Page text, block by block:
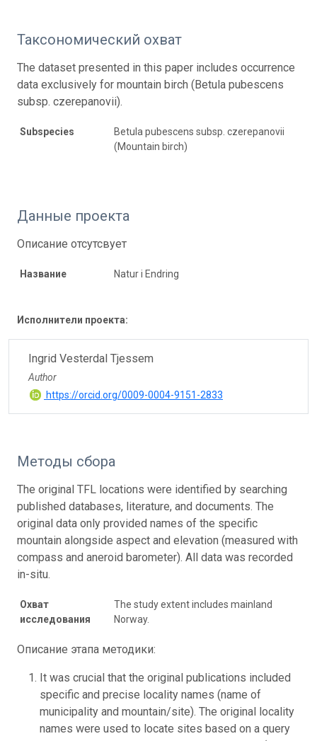
Таксономический охват
The dataset presented in this paper includes occurrence
data exclusively for mountain birch (Betula pubescens
subsp. czerepanovii).
Subspecies
Betula pubescens subsp. czerepanovii
(Mountain birch)
Данные проекта
Описание отсутсвует
Название Natur i Endring
Исполнители проекта:
Ingrid Vesterdal Tjessem
Author
https://orcid.org/0009-0004-9151-2833
Методы сбора
The original TFL locations were identified by searching
published databases, literature, and documents. The
original data only provided names of the specific
mountain alongside aspect and elevation (measured with
compass and aneroid barometer). All data was recorded
in-situ.
Охват
исследования
The study extent includes mainland
Norway.
Описание этапа методики:
It was crucial that the original publications included
specific and precise locality names (name of
municipality and mountain/site). The original locality
names were used to locate sites based on a query